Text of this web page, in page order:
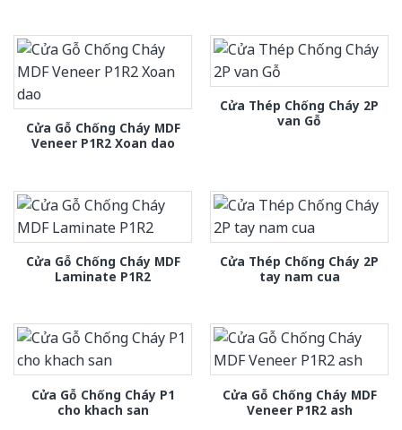
Cửa Gỗ Chống Cháy MDF
Veneer P1R2 Xoan dao
Cửa Thép Chống Cháy 2P
van Gỗ
Cửa Gỗ Chống Cháy MDF
Laminate P1R2
Cửa Thép Chống Cháy 2P
tay nam cua
Cửa Gỗ Chống Cháy P1
cho khach san
Cửa Gỗ Chống Cháy MDF
Veneer P1R2 ash